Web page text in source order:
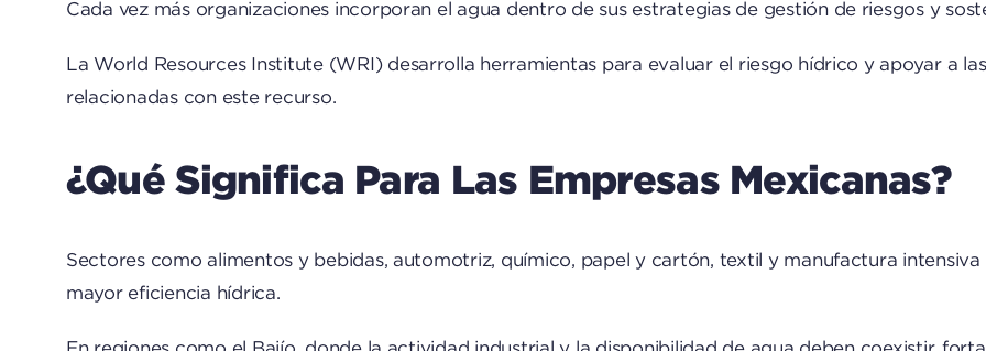
Cada vez más organizaciones incorporan el agua dentro de sus estrategias de gestión de riesgos y
La World Resources Institute(WRI) desarrolla herramientas para evaluar el riesgo hídrico y apoyar a
relacionadas con este recurso.
¿Qué Significa Para Las Empresas Mexicanas?
Sectores como alimentos y bebidas, automotriz, químico, papel y cartón, textil y manufactura
mayor eficiencia hídrica.